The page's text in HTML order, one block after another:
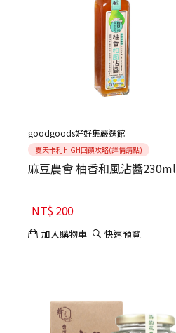
goodgoods好好集嚴選館
夏天卡利HIGH回饋攻略(詳情請點)
麻豆農會 柚香和風沾醬230ml
NT$200
加入購物車 快速預覽